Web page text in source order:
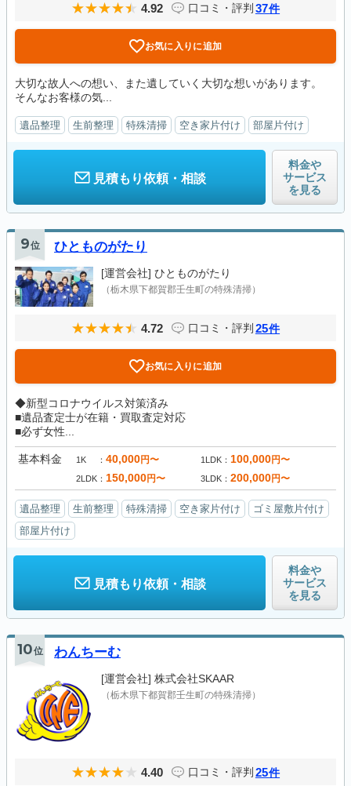
4.92 口コミ・評判 37件
お気に入りに追加
大切な故人への想い、また遺していく大切な想いがあります。
そんなお客様の気...
遺品整理 生前整理 特殊清掃 空き家片付け 部屋片付け
見積もり依頼・相談
料金や
サービス
を見る
9位 ひとものがたり
[運営会社] ひとものがたり
（栃木県下都賀郡壬生町の特殊清掃）
4.72 口コミ・評判 25件
お気に入りに追加
◆新型コロナウイルス対策済み
■遺品査定士が在籍・買取査定対応
■必ず女性...
基本料金 1K 40,000円〜 1LDK 100,000円〜
2LDK 150,000円〜 3LDK 200,000円〜
遺品整理 生前整理 特殊清掃 空き家片付け
ゴミ屋敷片付け
部屋片付け
見積もり依頼・相談
料金や
サービス
を見る
10位 わんちーむ
[運営会社] 株式会社SKAAR
（栃木県下都賀郡壬生町の特殊清掃）
4.40 口コミ・評判 25件